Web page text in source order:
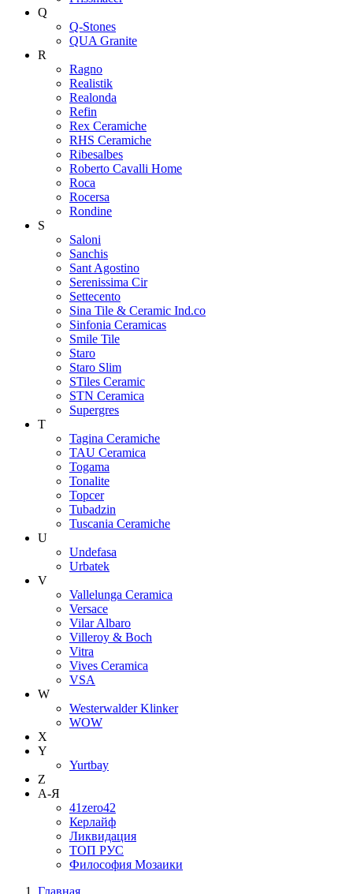
Q
Q-Stones
QUA Granite
R
Ragno
Realistik
Realonda
Refin
Rex Ceramiche
RHS Ceramiche
Ribesalbes
Roberto Cavalli Home
Roca
Rocersa
Rondine
S
Saloni
Sanchis
Sant Agostino
Serenissima Cir
Settecento
Sina Tile & Ceramic Ind.co
Sinfonia Ceramicas
Smile Tile
Staro
Staro Slim
STiles Ceramic
STN Ceramica
Supergres
T
Tagina Ceramiche
TAU Ceramica
Togama
Tonalite
Topcer
Tubadzin
Tuscania Ceramiche
U
Undefasa
Urbatek
V
Vallelunga Ceramica
Versace
Vilar Albaro
Villeroy & Boch
Vitra
Vives Ceramica
VSA
W
Westerwalder Klinker
WOW
X
Y
Yurtbay
Z
А-Я
41zero42
Керлайф
Ликвидация
ТОП РУС
Философия Мозаики
Главная